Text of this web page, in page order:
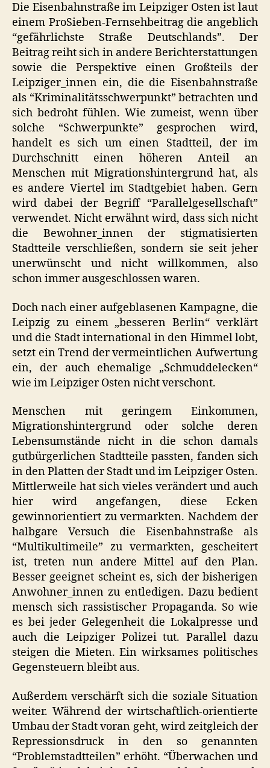
Die Eisenbahnstraße im Leipziger Osten ist laut
einem ProSieben-Fernsehbeitrag die angeblich
“gefährlichste Straße Deutschlands”. Der
Beitrag reiht sich in andere Berichterstattungen
sowie die Perspektive einen Großteils der
Leipziger_innen ein, die die Eisenbahnstraße
als “Kriminalitätsschwerpunkt” betrachten und
sich bedroht fühlen. Wie zumeist, wenn über
solche “Schwerpunkte” gesprochen wird,
handelt es sich um einen Stadtteil, der im
Durchschnitt einen höheren Anteil an
Menschen mit Migrationshintergrund hat, als
es andere Viertel im Stadtgebiet haben. Gern
wird dabei der Begriff “Parallelgesellschaft”
verwendet. Nicht erwähnt wird, dass sich nicht
die Bewohner_innen der stigmatisierten
Stadtteile verschließen, sondern sie seit jeher
unerwünscht und nicht willkommen, also
schon immer ausgeschlossen waren.
Doch nach einer aufgeblasenen Kampagne, die
Leipzig zu einem „besseren Berlin“ verklärt
und die Stadt international in den Himmel lobt,
setzt ein Trend der vermeintlichen Aufwertung
ein, der auch ehemalige „Schmuddelecken“
wie im Leipziger Osten nicht verschont.
Menschen mit geringem Einkommen,
Migrationshintergrund oder solche deren
Lebensumstände nicht in die schon damals
gutbürgerlichen Stadtteile passten, fanden sich
in den Platten der Stadt und im Leipziger Osten.
Mittlerweile hat sich vieles verändert und auch
hier wird angefangen, diese Ecken
gewinnorientiert zu vermarkten. Nachdem der
halbgare Versuch die Eisenbahnstraße als
“Multikultimeile” zu vermarkten, gescheitert
ist, treten nun andere Mittel auf den Plan.
Besser geeignet scheint es, sich der bisherigen
Anwohner_innen zu entledigen. Dazu bedient
mensch sich rassistischer Propaganda. So wie
es bei jeder Gelegenheit die Lokalpresse und
auch die Leipziger Polizei tut. Parallel dazu
steigen die Mieten. Ein wirksames politisches
Gegensteuern bleibt aus.
Außerdem verschärft sich die soziale Situation
weiter. Während der wirtschaftlich-orientierte
Umbau der Stadt voran geht, wird zeitgleich der
Repressionsdruck in den so genannten
“Problemstadtteilen” erhöht. “Überwachen und